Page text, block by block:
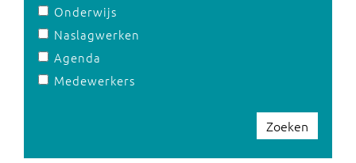
Onderwijs
Naslagwerken
Agenda
Medewerkers
Zoeken